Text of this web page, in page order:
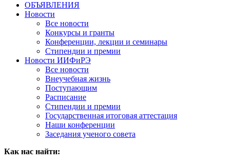
ОБЪЯВЛЕНИЯ
Новости
Все новости
Конкурсы и гранты
Конференции, лекции и семинары
Стипендии и премии
Новости ИИФиРЭ
Все новости
Внеучебная жизнь
Поступающим
Расписание
Стипендии и премии
Государственная итоговая аттестация
Наши конференции
Заседания ученого совета
Как нас найти: